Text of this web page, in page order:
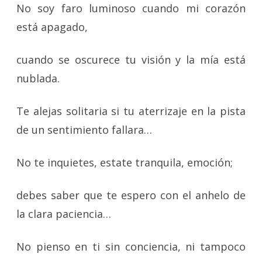
No soy faro luminoso cuando mi corazón
está apagado,
cuando se oscurece tu visión y la mía está
nublada.
Te alejas solitaria si tu aterrizaje en la pista
de un sentimiento fallara…
No te inquietes, estate tranquila, emoción;
debes saber que te espero con el anhelo de
la clara paciencia…
No pienso en ti sin conciencia, ni tampoco